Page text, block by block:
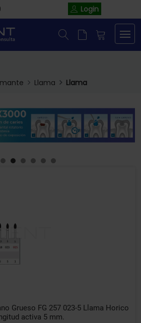
Login
Llama Llama
Grueso FG 257 023-5 Llama Horico
activa 5 mm.